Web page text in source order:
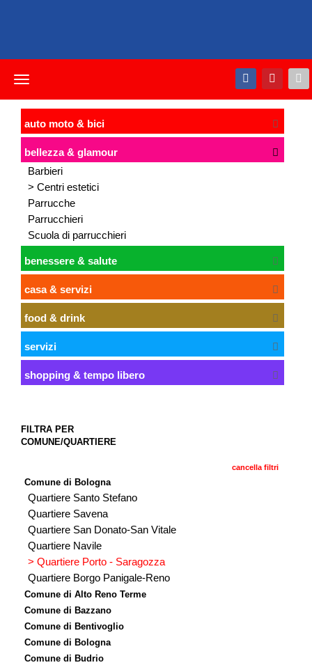
Toggle
auto moto & bici
bellezza & glamour
Barbieri
> Centri estetici
Parrucche
Parrucchieri
Scuola di parrucchieri
benessere & salute
casa & servizi
food & drink
servizi
shopping & tempo libero
FILTRA PER
COMUNE/QUARTIERE
cancella filtri
Comune di Bologna
Quartiere Santo Stefano
Quartiere Savena
Quartiere San Donato-San Vitale
Quartiere Navile
> Quartiere Porto - Saragozza
Quartiere Borgo Panigale-Reno
Comune di Alto Reno Terme
Comune di Bazzano
Comune di Bentivoglio
Comune di Bologna
Comune di Budrio